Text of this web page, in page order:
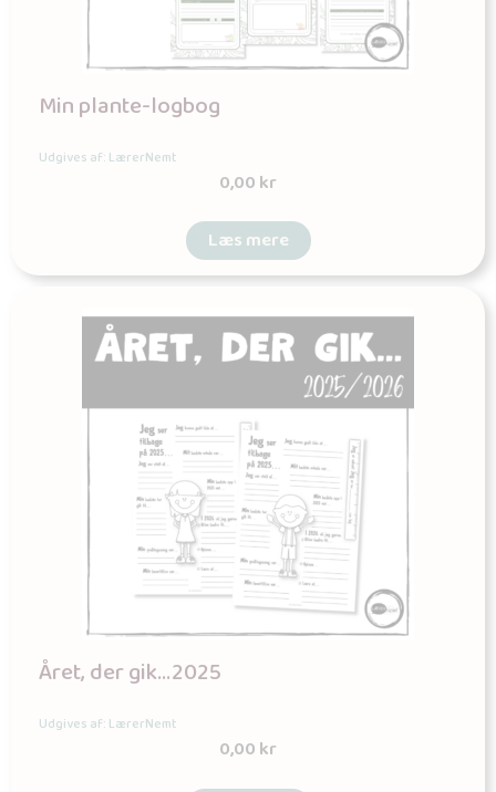
Min plante-logbog
Udgives af: LærerNemt
0,00kr
Læs mere
Året, der gik…2025
Udgives af: LærerNemt
0,00kr